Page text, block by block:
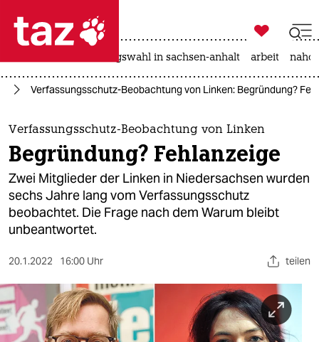
 taz zahl ich
taz zahl ich
themen
politik
öko
gesellschaft
kultur
sport
berlin

taz zahl ich
landtagswahl in sachsen-anhalt arbeit
Verfassungsschutz-Beobachtung von Linken: Begründung?
Verfassungsschutz-Beobachtung von Linken
Begründung? Fehlanzeige
Zwei Mitglieder der Linken in Niedersachsen wurden
sechs Jahre lang vom Verfassungsschutz
beobachtet. Die Frage nach dem Warum bleibt
unbeantwortet.
20.1.2022 16:00 Uhr teilen